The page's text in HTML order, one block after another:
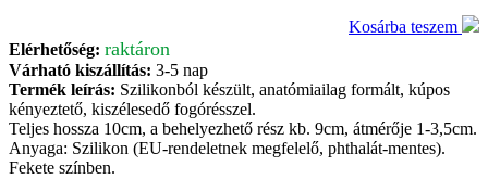
Kosárba teszem
Elérhetőség: raktáron
Várható kiszállítás: 3-5 nap
Termék leírás: Szilikonból készült, anatómiailag formált, kúpos
kényeztető, kiszélesedő fogórésszel.
Teljes hossza 10cm, a behelyezhető rész kb. 9cm, átmérője 1-3,5cm.
Anyaga: Szilikon (EU-rendeletnek megfelelő, phthalát-mentes).
Fekete színben.